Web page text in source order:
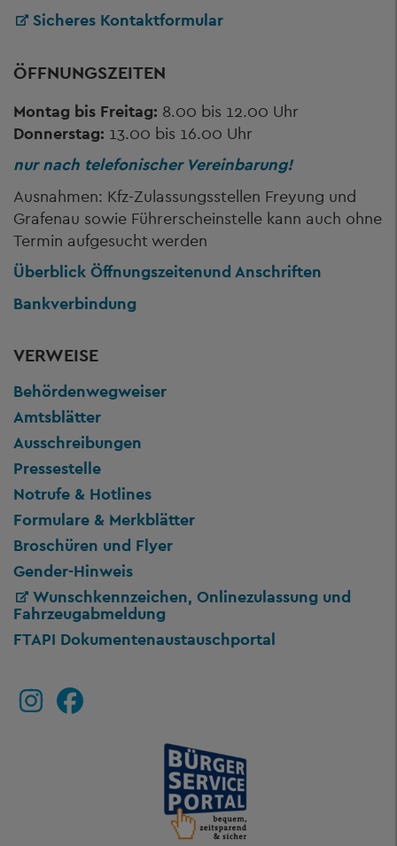
Sicheres Kontaktformular
ÖFFNUNGSZEITEN
Montag bis Freitag: 8.00 bis 12.00 Uhr
Donnerstag: 13.00 bis 16.00 Uhr
nur nach telefonischer Vereinbarung!
Ausnahmen: Kfz-Zulassungsstellen Freyung und
Grafenau sowie Führerscheinstelle kann auch ohne
Termin aufgesucht werden
Überblick Öffnungszeitenund Anschriften
Bankverbindung
VERWEISE
Behördenwegweiser
Amtsblätter
Ausschreibungen
Pressestelle
Notrufe & Hotlines
Formulare & Merkblätter
Broschüren und Flyer
Gender-Hinweis
Wunschkennzeichen, Onlinezulassung und
Fahrzeugabmeldung
FTAPI Dokumentenaustauschportal